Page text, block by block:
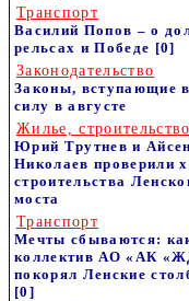
Транспорт
Василий Попов – о
рельсах и Победе [0]
Законодательство
Законы, вступающие в
силу в августе
Жилье, строительство
Юрий Трутнев и Айсен
Николаев проверили
строительства
моста
Транспорт
Мечты сбываются:
коллектив АО «АК
покорял Ленские
[0]